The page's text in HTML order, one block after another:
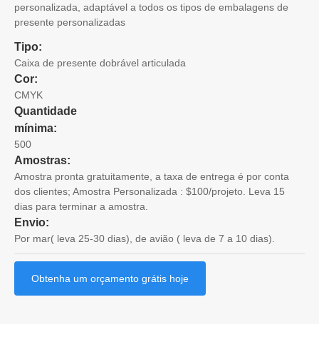
personalizada, adaptável a todos os tipos de embalagens de
presente personalizadas
Tipo:
Caixa de presente dobrável articulada
Cor:
CMYK
Quantidade
mínima:
500
Amostras:
Amostra pronta gratuitamente, a taxa de entrega é por conta
dos clientes; Amostra Personalizada : $100/projeto. Leva 15
dias para terminar a amostra.
Envio:
Por mar( leva 25-30 dias), de avião ( leva de 7 a 10 dias).
Obtenha um orçamento grátis hoje